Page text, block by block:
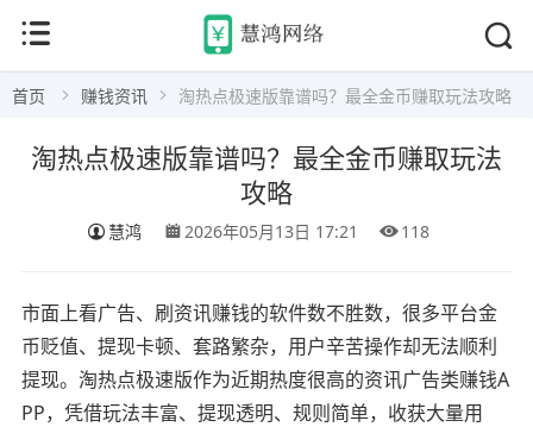
首页 赚钱资讯 淘热点极速版靠谱吗？最全金币赚取玩法攻略
淘热点极速版靠谱吗？最全金币赚取玩法
攻略
慧鸿 2026年05月13日 17:21 118
市面上看广告、刷资讯赚钱的软件数不胜数，很多平台金
币贬值、提现卡顿、套路繁杂，用户辛苦操作却无法顺利
提现。淘热点极速版作为近期热度很高的资讯广告类赚钱A
PP，凭借玩法丰富、提现透明、规则简单，收获大量用